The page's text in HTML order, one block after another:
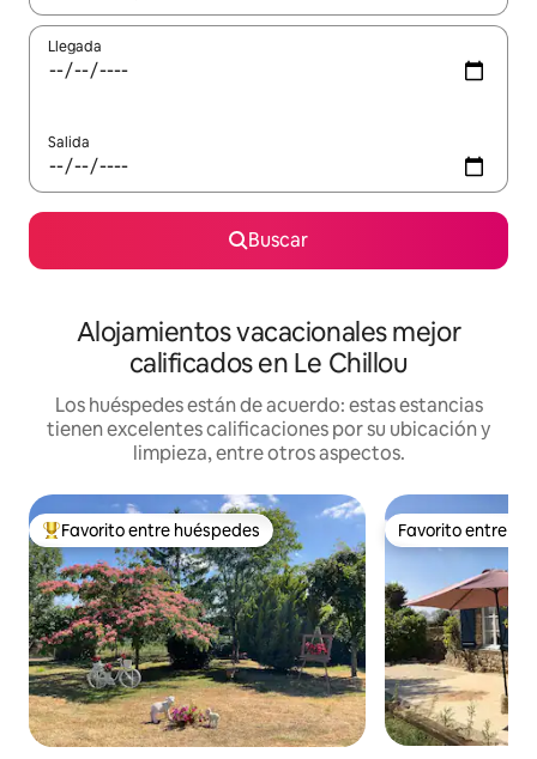
Llegada
Salida
Buscar
Alojamientos vacacionales mejor
calificados en Le Chillou
Los huéspedes están de acuerdo: estas estancias
tienen excelentes calificaciones por su ubicación y
limpieza, entre otros aspectos.
De los mejores en Favorito entre huéspedes
Favorito entre huéspedes Favorito entre
Favorito entre